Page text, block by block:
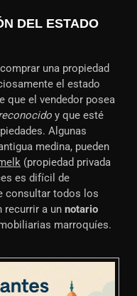
DEL ESTADO
una propiedad
el estado
que el vendedor posea
y que esté
Algunas
medina, pueden
(propiedad privada
es difícil de
consultar todos los
recurrir a un notario
marroquíes.